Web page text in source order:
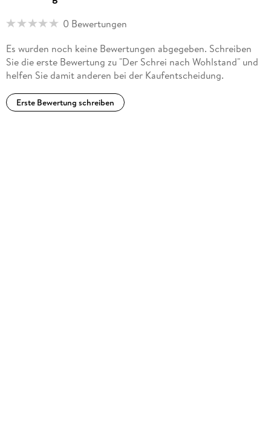
0 Bewertungen
Es wurden noch keine Bewertungen abgegeben. Schreiben
Sie die erste Bewertung zu "Der Schrei nach Wohlstand" und
helfen Sie damit anderen bei der Kaufentscheidung.
Erste Bewertung schreiben